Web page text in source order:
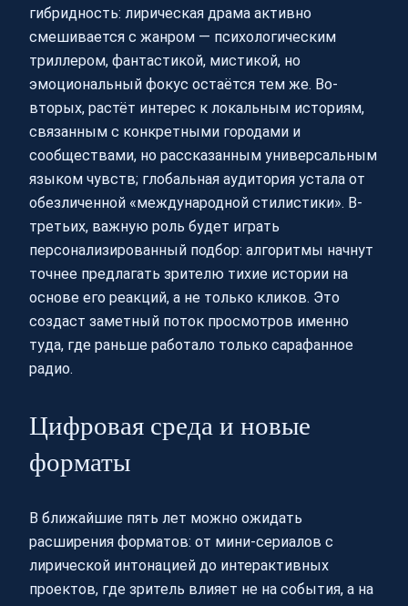
гибридность: лирическая драма активно
смешивается с жанром — психологическим
триллером, фантастикой, мистикой, но
эмоциональный фокус остаётся тем же. Во-
вторых, растёт интерес к локальным историям,
связанным с конкретными городами и
сообществами, но рассказанным универсальным
языком чувств; глобальная аудитория устала от
обезличенной «международной стилистики». В-
третьих, важную роль будет играть
персонализированный подбор: алгоритмы начнут
точнее предлагать зрителю тихие истории на
основе его реакций, а не только кликов. Это
создаст заметный поток просмотров именно
туда, где раньше работало только сарафанное
радио.
Цифровая среда и новые
форматы
В ближайшие пять лет можно ожидать
расширения форматов: от мини-сериалов с
лирической интонацией до интерактивных
проектов, где зритель влияет не на события, а на